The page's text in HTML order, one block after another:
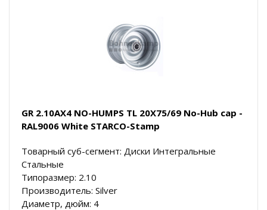
GR 2.10AX4 NO-HUMPS TL 20X75/69 No-Hub cap -
RAL9006 White STARCO-Stamp
Товарный суб-сегмент: Диски Интегральные
Стальные
Типоразмер: 2.10
Производитель: Silver
Диаметр, дюйм: 4